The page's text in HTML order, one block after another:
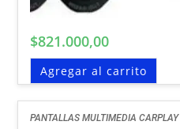
$821.000,00
Agregar al carrito
PANTALLAS MULTIMEDIA CARPLAY